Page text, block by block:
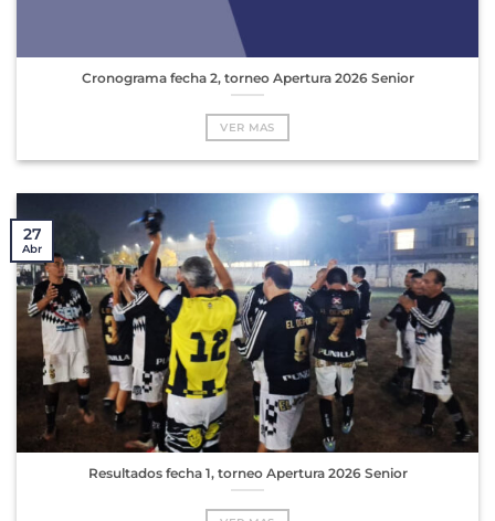
Cronograma fecha 2, torneo Apertura 2026 Senior
VER MAS
Resultados fecha 1, torneo Apertura 2026 Senior
27
Abr